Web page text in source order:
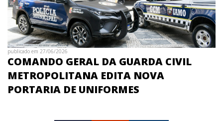
publicado em 27/06/2026
COMANDO GERAL DA GUARDA CIVIL
METROPOLITANA EDITA NOVA
PORTARIA DE UNIFORMES